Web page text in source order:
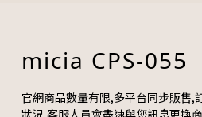
micia CPS-055
官網商品數量有限,多平台同步販售,
狀況,客服人員會盡速與您訊息更換